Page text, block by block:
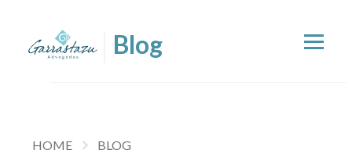
HOME BLOG